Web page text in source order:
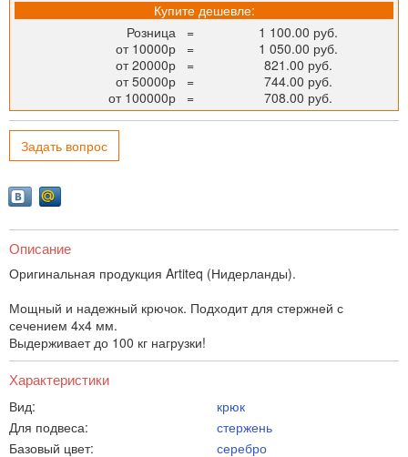
Купите дешевле:
Розница
=
1 100.00 руб.
от 10000р
=
1 050.00 руб.
от 20000р
=
821.00 руб.
от 50000р
=
744.00 руб.
от 100000р
= 708.00 руб.
Задать вопрос
Описание
Оригинальная продукция Artiteq (Нидерланды).
Мощный и надежный крючок. Подходит для стержней с
сечением 4х4 мм.
Выдерживает до 100 кг нагрузки!
Характеристики
Вид:
крюк
Для подвеса:
стержень
Базовый цвет:
серебро